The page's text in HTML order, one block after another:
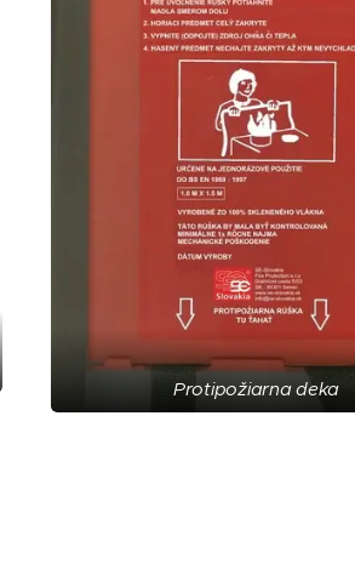
Protipožiarna deka